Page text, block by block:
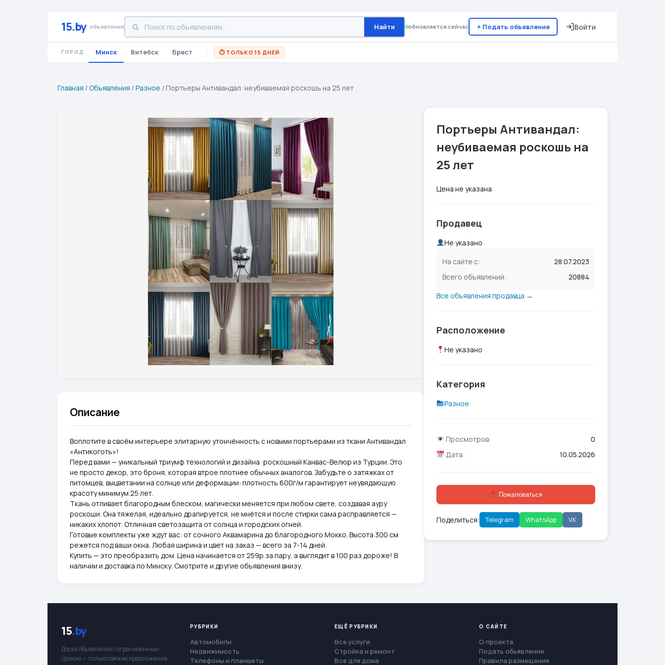
15.by объявления Найти обновляется сейчас + Подать объявление Войти
ГОРОД Минск Витебск Брест ⏱ ТОЛЬКО 15 ДНЕЙ
Главная /Объявления /Разное / Портьеры Антивандал: неубиваемая роскошь на 25 лет
Описание
Воплотите в своём интерьере элитарную утончённость с новыми портьерами из ткани Антивандал
«Антикоготь»!
Перед вами — уникальный триумф технологий и дизайна: роскошный Канвас-Велюр из Турции. Это
не просто декор, это броня, которая втрое плотнее обычных аналогов. Забудьте о затяжках от
питомцев, выцветании на солнце или деформации: плотность 600г/м гарантирует неувядающую
красоту минимум 25 лет.
Ткань отливает благородным блеском, магически меняется при любом свете, создавая ауру
роскоши. Она тяжелая, идеально драпируется, не мнётся и после стирки сама расправляется —
никаких хлопот. Отличная светозащита от солнца и городских огней.
Готовые комплекты уже ждут вас: от сочного Аквамарина до благородного Мокко. Высота 300 см
режется под ваши окна. Любая ширина и цвет на заказ — всего за 7-14 дней.
Купить — это преобразить дом. Цена начинается от 259р за пару, а выглядит в 100 раз дороже! В
наличии и доставка по Минску. Смотрите и другие объявления внизу.
Портьеры Антивандал:
неубиваемая роскошь на
25 лет
Цена не указана
Продавец
Не указано
На сайте с:
28.07.2023
Всего объявлений:
20884
Все объявления продавца →
Расположение
Не указано
Категория
Разное
Просмотров:
0
Дата:
10.05.2026
Пожаловаться
Поделиться: Telegram WhatsApp VK
15.by
Доска объявлений с ограниченным
сроком — только свежие предложения,
РУБРИКИ
Автомобили
Недвижимость
Телефоны и планшеты
ЕЩЁ РУБРИКИ
Все услуги
Стройка и ремонт
Все для дома
О САЙТЕ
О проекте
Подать объявление
Правила размещения